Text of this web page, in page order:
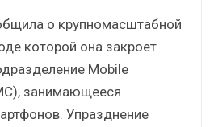
о крупномасштабной
которой она закроет
Mobile
занимающееся
Упразднение